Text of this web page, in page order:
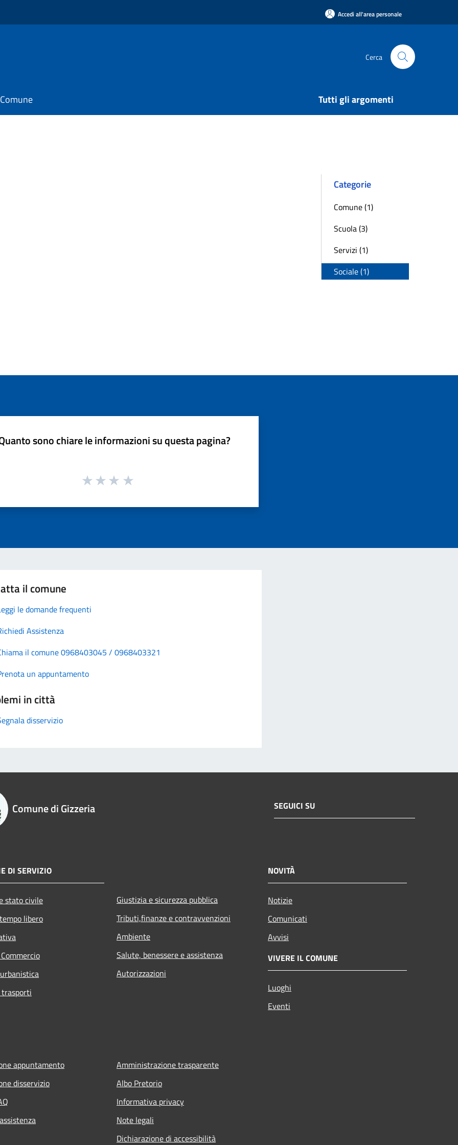
Accedi all'area personale
Cerca
Tutti gli argomenti
Categorie
Comune (1)
Scuola (3)
Servizi (1)
Sociale (1)
sono chiare le informazioni su questa pagina?
il comune
le domande frequenti
Assistenza
il comune 0968403045 / 0968403321
un appuntamento
in città
disservizio
Comune di Gizzeria SEGUICI SU
DI SERVIZIO
stato civile
libero
Giustizia e sicurezza pubblica
Tributi,finanze e contravvenzioni
Ambiente
Salute, benessere e assistenza
Autorizzazioni
NOVITÀ
Notizie
Comunicati
Avvisi
VIVERE IL COMUNE
Luoghi
Eventi
appuntamento
disservizio
Amministrazione trasparente
Albo Pretorio
Informativa privacy
Note legali
Dichiarazione di accessibilità